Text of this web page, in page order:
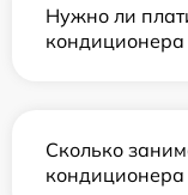
Нужно ли
кондиционера
Сколько
кондиционера